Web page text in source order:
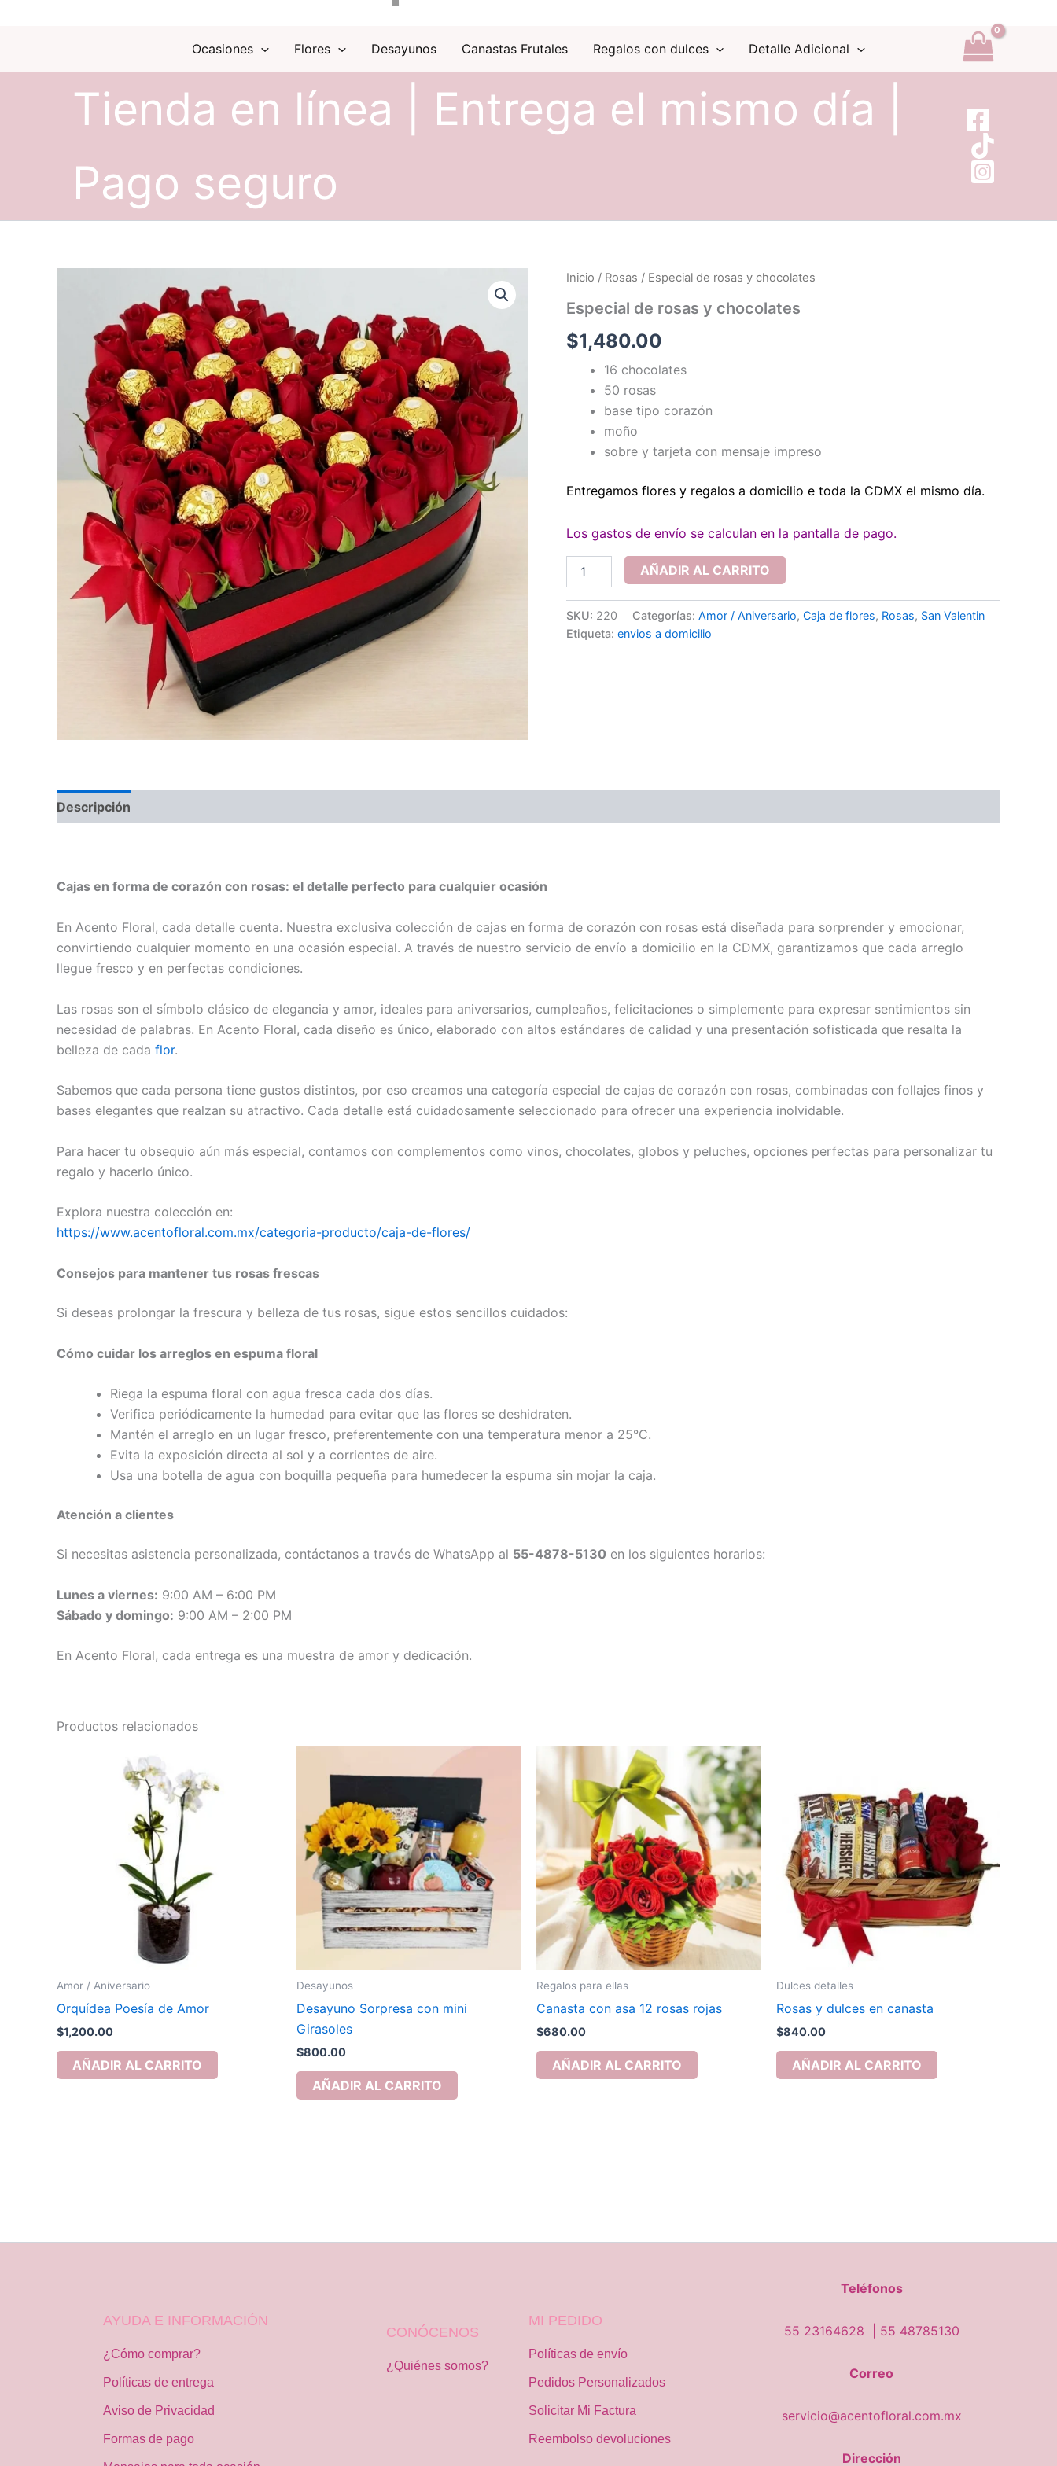
Ocasiones Flores Desayunos Canastas Frutales Regalos con dulces Detalle Adicional
Tienda en línea | Entrega el mismo día |
Pago seguro
Inicio / Rosas / Especial de rosas y chocolates
Especial de rosas y chocolates
$1,480.00
16 chocolates
50 rosas
base tipo corazón
moño
sobre y tarjeta con mensaje impreso
Entregamos flores y regalos a domicilio e toda la CDMX el mismo día.
Los gastos de envío se calculan en la pantalla de pago.
y
cantidad
AÑADIR AL CARRITO
SKU: 220 Categorías: Amor / Aniversario, Caja de flores, Rosas, San Valentin
Etiqueta: envios a domicilio
Descripción
Cajas en forma de corazón con rosas: el detalle perfecto para cualquier ocasión
En Acento Floral, cada detalle cuenta. Nuestra exclusiva colección de cajas en forma de corazón con rosas está diseñada para sorprender y emocionar,
convirtiendo cualquier momento en una ocasión especial. A través de nuestro servicio de envío a domicilio en la CDMX, garantizamos que cada arreglo
llegue fresco y en perfectas condiciones.
Las rosas son el símbolo clásico de elegancia y amor, ideales para aniversarios, cumpleaños, felicitaciones o simplemente para expresar sentimientos sin
necesidad de palabras. En Acento Floral, cada diseño es único, elaborado con altos estándares de calidad y una presentación sofisticada que resalta la
belleza de cada flor.
Sabemos que cada persona tiene gustos distintos, por eso creamos una categoría especial de cajas de corazón con rosas, combinadas con follajes finos y
bases elegantes que realzan su atractivo. Cada detalle está cuidadosamente seleccionado para ofrecer una experiencia inolvidable.
Para hacer tu obsequio aún más especial, contamos con complementos como vinos, chocolates, globos y peluches, opciones perfectas para personalizar tu
regalo y hacerlo único.
Explora nuestra colección en:
https://www.acentofloral.com.mx/categoria-producto/caja-de-flores/
Consejos para mantener tus rosas frescas
Si deseas prolongar la frescura y belleza de tus rosas, sigue estos sencillos cuidados:
Cómo cuidar los arreglos en espuma floral
Riega la espuma floral con agua fresca cada dos días.
Verifica periódicamente la humedad para evitar que las flores se deshidraten.
Mantén el arreglo en un lugar fresco, preferentemente con una temperatura menor a 25°C.
Evita la exposición directa al sol y a corrientes de aire.
Usa una botella de agua con boquilla pequeña para humedecer la espuma sin mojar la caja.
Atención a clientes
Si necesitas asistencia personalizada, contáctanos a través de WhatsApp al 55-4878-5130 en los siguientes horarios:
Lunes a viernes: 9:00 AM – 6:00 PM
Sábado y domingo: 9:00 AM – 2:00 PM
En Acento Floral, cada entrega es una muestra de amor y dedicación.
Productos relacionados
Amor / Aniversario
Orquídea Poesía de Amor
$1,200.00
AÑADIR AL CARRITO
Desayunos
Desayuno Sorpresa con mini
Girasoles
$800.00
AÑADIR AL CARRITO
Regalos para ellas
Canasta con asa 12 rosas rojas
$680.00
AÑADIR AL CARRITO
Dulces detalles
Rosas y dulces en canasta
$840.00
AÑADIR AL CARRITO
AYUDA E INFORMACIÓN
¿Cómo comprar?
Políticas de entrega
Aviso de Privacidad
Formas de pago
CONÓCENOS
¿Quiénes somos?
MI PEDIDO
Políticas de envío
Pedidos Personalizados
Solicitar Mi Factura
Reembolso devoluciones
Teléfonos
55 23164628 | 55 48785130
Correo
servicio@acentofloral.com.mx
Dirección